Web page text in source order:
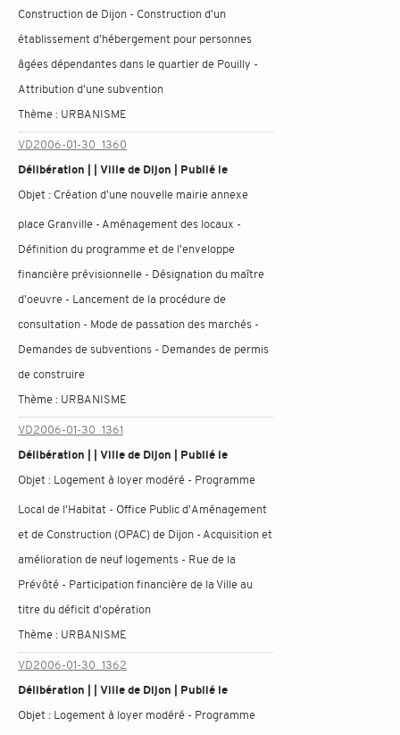
Construction de Dijon - Construction d'un
établissement d'hébergement pour personnes
âgées dépendantes dans le quartier de Pouilly -
Attribution d'une subvention
Thème : URBANISME
VD2006-01-30_1360
Délibération | | Ville de Dijon | Publié le
Objet : Création d'une nouvelle mairie annexe
place Granville - Aménagement des locaux -
Définition du programme et de l'enveloppe
financière prévisionnelle - Désignation du maître
d'oeuvre - Lancement de la procédure de
consultation - Mode de passation des marchés -
Demandes de subventions - Demandes de permis
de construire
Thème : URBANISME
VD2006-01-30_1361
Délibération | | Ville de Dijon | Publié le
Objet : Logement à loyer modéré - Programme
Local de l'Habitat - Office Public d'Aménagement
et de Construction (OPAC) de Dijon - Acquisition et
amélioration de neuf logements - Rue de la
Prévôté - Participation financière de la Ville au
titre du déficit d'opération
Thème : URBANISME
VD2006-01-30_1362
Délibération | | Ville de Dijon | Publié le
Objet : Logement à loyer modéré - Programme